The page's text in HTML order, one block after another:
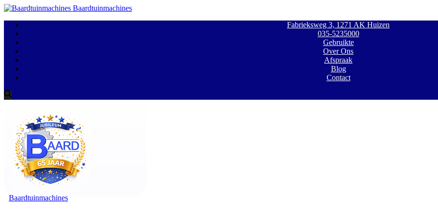
Baardtuinmachines
Fabrieksweg 3, 1271 AK Huizen
035-5235000
Gebruikte
Over Ons
Afspraak
Blog
Contact
Baardtuinmachines